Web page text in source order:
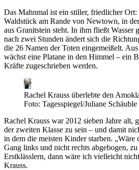
Das Mahnmal ist ein stiller, friedlicher
Waldstück am Rande von Newtown, in
aus Granitstein steht. In ihm fließt Wasser
nach zwei Stunden ändert sich die
die 26 Namen der Toten eingemeißelt.
wächst eine Platane in den Himmel – ein
Kräfte zugeschrieben werden.
Rachel Krauss überlebte den
Foto: Tagesspiegel/Juliane Schäuble
Rachel Krauss war 2012 sieben Jahre alt,
der zweiten Klasse zu sein – und damit
in dem die meisten Kinder starben. „Wäre
Gang links und nicht rechts abgebogen,
Erstklässlern, dann wäre ich vielleicht
Krauss.